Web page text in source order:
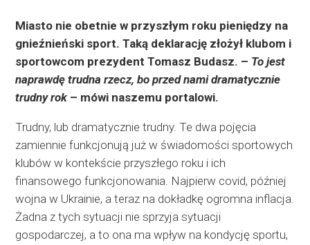
Miasto nie obetnie w przyszłym roku pieniędzy na
gnieźnieński sport. Taką deklarację złożył klubom i
sportowcom prezydent Tomasz Budasz. – To jest
naprawdę trudna rzecz, bo przed nami dramatycznie
trudny rok– mówi naszemu portalowi.
Trudny, lub dramatycznie trudny. Te dwa pojęcia
zamiennie funkcjonują już w świadomości sportowych
klubów w kontekście przyszłego roku i ich
finansowego funkcjonowania. Najpierw covid, później
wojna w Ukrainie, a teraz na dokładkę ogromna inflacja.
Żadna z tych sytuacji nie sprzyja sytuacji
gospodarczej, a to ona ma wpływ na kondycję sportu,